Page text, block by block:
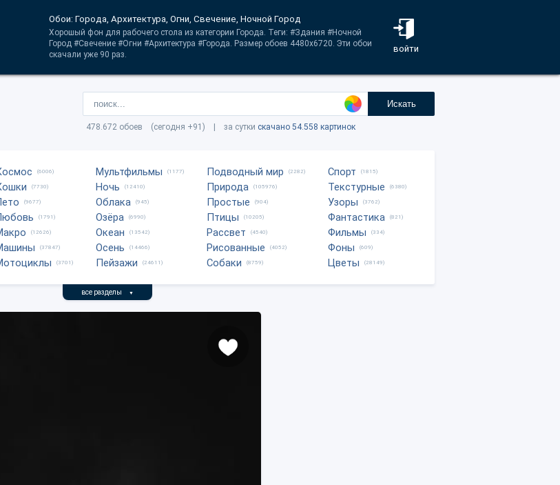
войти
Обои: Города, Архитектура, Огни, Свечение, Ночной Город
Хорошый фон для рабочего стола из категории Города. Теги: #Здания #Ночной
Город #Свечение #Огни #Архитектура #Города. Размер обоев 4480x6720. Эти обои
скачали уже 90 раз.
Искать
478.672 обоев (сегодня +91) | за сутки скачано 54.558 картинок
(6006)
(7730)
(9677)
(1791)
(12626)
(37847)
(3701)
Мультфильмы (1177)
Ночь (12410)
Облака (945)
Озёра (6990)
Океан (13542)
Осень (14466)
Пейзажи (24611)
Подводный мир (2282)
Природа (105976)
Простые (904)
Птицы (10205)
Рассвет (4540)
Рисованные (4052)
Собаки (8759)
Спорт (1815)
Текстурные (6380)
Узоры (3762)
Фантастика (821)
Фильмы (334)
Фоны (609)
Цветы (28149)
все разделы ▼